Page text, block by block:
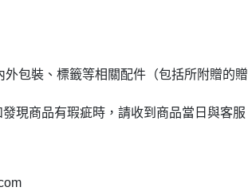
包裝、標籤等相關配件（包括所附贈的贈
現商品有瑕疵時，請收到商品當日與客服